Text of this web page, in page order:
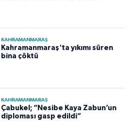
KAHRAMANMARAŞ
Kahramanmaraş'ta yıkımı süren
bina çöktü
KAHRAMANMARAŞ
Çabukel; “Nesibe Kaya Zabun’un
diploması gasp edildi”